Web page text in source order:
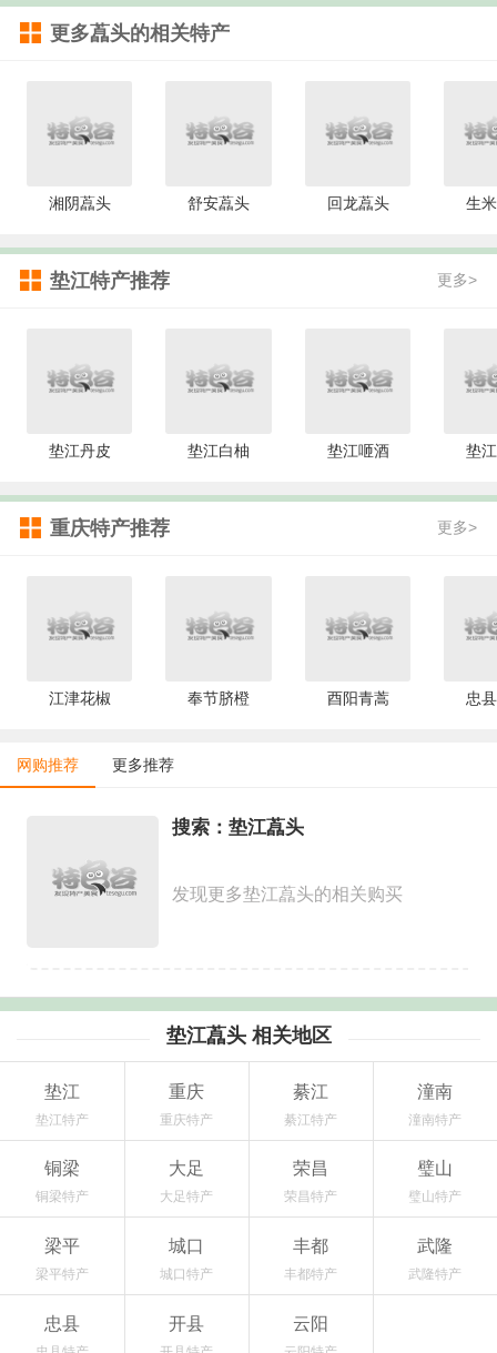
更多藠头的相关特产
湘阴藠头 舒安藠头 回龙藠头 生
垫江特产推荐 更多>
垫江丹皮 垫江白柚 垫江咂酒 垫
重庆特产推荐 更多>
江津花椒 奉节脐橙 酉阳青蒿 忠
网购推荐 更多推荐
搜索：垫江藠头
发现更多垫江藠头的相关购买
垫江藠头 相关地区
垫江
垫江特产
重庆
重庆特产
綦江
綦江特产
潼南
潼南特产
铜梁
铜梁特产
大足
大足特产
荣昌
荣昌特产
璧山
璧山特产
梁平
梁平特产
城口
城口特产
丰都
丰都特产
武隆
武隆特产
忠县 开县 云阳